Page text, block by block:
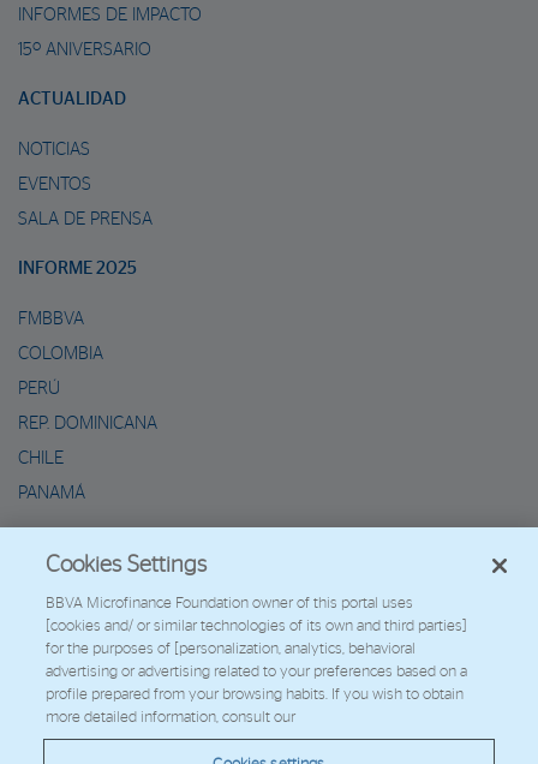
INFORMES DE IMPACTO
15º ANIVERSARIO
ACTUALIDAD
NOTICIAS
EVENTOS
SALA DE PRENSA
INFORME 2025
FMBBVA
COLOMBIA
PERÚ
REP. DOMINICANA
CHILE
PANAMÁ
2026 - Fundación Microfinanzas BBVA
Trabaja con nosotros
© Copyright 2026 - FMBBVA.
Cookies Settings
BBVA Microfinance Foundation owner of this portal uses
[cookies and/ or similar technologies of its own and third parties]
for the purposes of [personalization, analytics, behavioral
advertising or advertising related to your preferences based on a
profile prepared from your browsing habits. If you wish to obtain
more detailed information, consult our